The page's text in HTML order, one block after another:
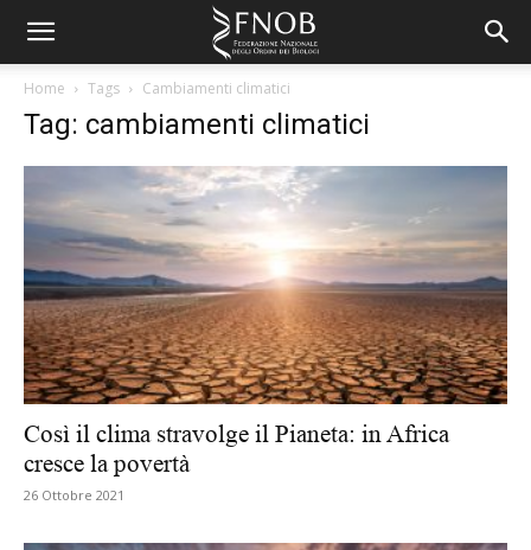
Home Tags Cambiamenti climatici
Tag: cambiamenti climatici
Così il clima stravolge il Pianeta: in Africa
cresce la povertà
26 Ottobre 2021